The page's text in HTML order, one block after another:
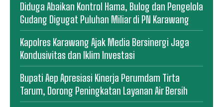
Diduga Abaikan Kontrol Hama, Bulog dan Pengelola
Gudang Digugat Puluhan Miliar di PN Karawang
Kapolres Karawang Ajak Media Bersinergi Jaga
Kondusivitas dan Iklim Investasi
Bupati Aep Apresiasi Kinerja Perumdam Tirta
Tarum, Dorong Peningkatan Layanan Air Bersih